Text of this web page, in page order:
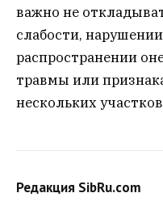
важно не
слабости,
распространении
травмы или
нескольких
Редакция SibRu.com